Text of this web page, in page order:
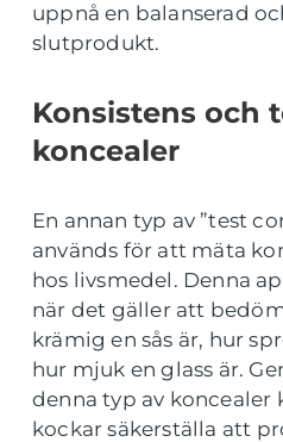
uppnå en balanserad
slutprodukt.
Konsistens och
koncealer
En annan typ av ”test
används för att mäta
hos livsmedel. Denna
när det gäller att
krämig en sås är, hur
hur mjuk en glass är.
denna typ av koncealer
kockar säkerställa att